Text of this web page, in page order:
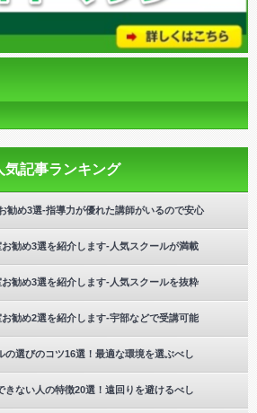
気記事ランキング
勧め3選-指導力が優れた講師がいるので安心
勧め3選を紹介します-人気スクールが満載
勧め3選を紹介します-人気スクールを抜粋
勧め2選を紹介します-宇部などで受講可能
の選びのコツ16選！最適な環境を選ぶべし
きない人の特徴20選！遠回りを避けるべし